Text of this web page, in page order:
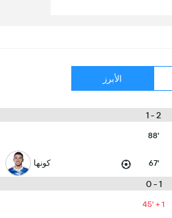
الأبرز
2 - 1
88'
67' كونها
1 - 0
45' + 1